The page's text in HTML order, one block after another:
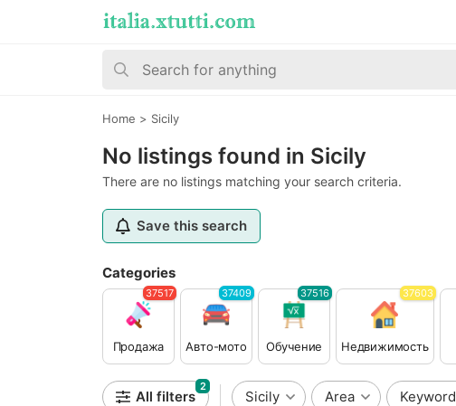
Home > Sicily
No listings found in Sicily
There are no listings matching your search criteria.
Save this search
Categories
Продажа
37517
Авто-мото
37409
Обучение
37516
Недвижимость
37603
All filters
2
Sicily Area Keyword